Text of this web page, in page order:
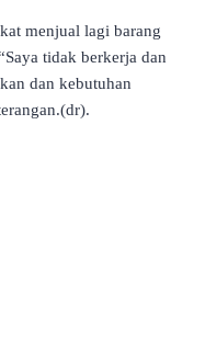
menjual lagi barang
tidak berkerja dan
dan kebutuhan